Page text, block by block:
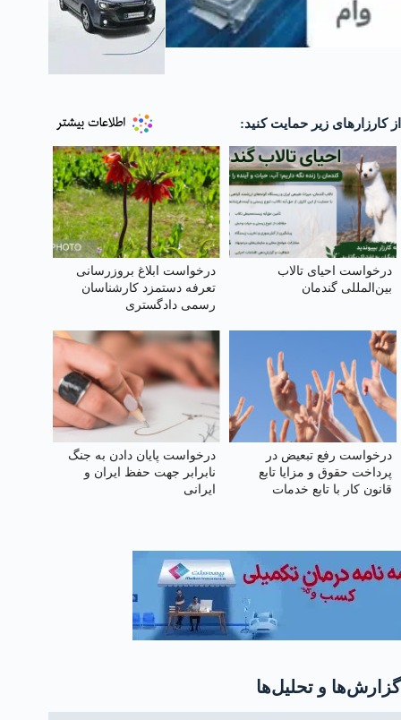
از کارزارهای زیر حمایت کنید:
درخواست احیای تالاب
بین‌المللی گندمان
درخواست ابلاغ بروز‌رسانی
تعرفه دستمزد کارشناسان
رسمی دادگستری
درخواست رفع تبعیض در
پرداخت حقوق و مزایا تابع
قانون کار با تابع خدمات
درخواست پایان دادن به جنگ
نابرابر جهت حفظ ایران و
ایرانی
گزارش‌ها و تحلیل‌ها